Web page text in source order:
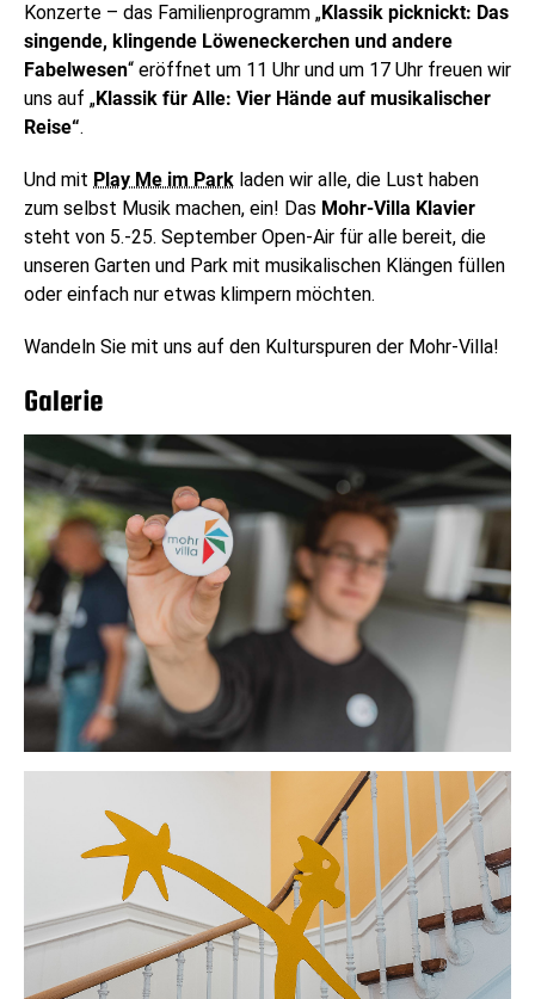
Konzerte – das Familienprogramm „Klassik picknickt: Das
singende, klingende Löweneckerchen und andere
Fabelwesen“ eröffnet um 11 Uhr und um 17 Uhr freuen wir
uns auf „Klassik für Alle: Vier Hände auf musikalischer
Reise“.
Und mit Play Me im Park laden wir alle, die Lust haben
zum selbst Musik machen, ein! Das Mohr-Villa Klavier
steht von 5.-25. September Open-Air für alle bereit, die
unseren Garten und Park mit musikalischen Klängen füllen
oder einfach nur etwas klimpern möchten.
Wandeln Sie mit uns auf den Kulturspuren der Mohr-Villa!
Galerie